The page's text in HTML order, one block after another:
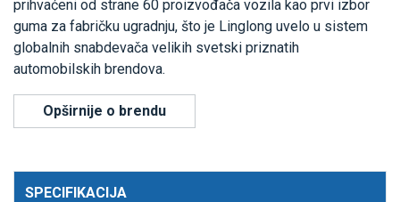
prihvaćeni od strane 60 proizvođača vozila kao prvi izbor
guma za fabričku ugradnju, što je Linglong uvelo u sistem
globalnih snabdevača velikih svetski priznatih
automobilskih brendova.
Opširnije o brendu
SPECIFIKACIJA